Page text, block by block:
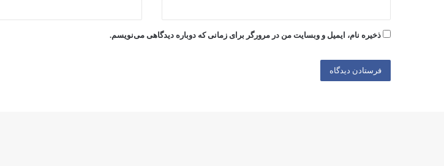
ذخیره نام، ایمیل و وبسایت من در مرورگر برای زمانی که دوباره دیدگاهی می‌نویسم.